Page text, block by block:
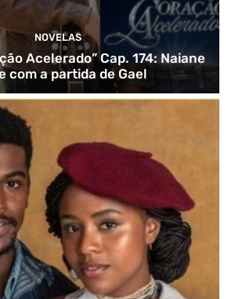
NOVELAS
Acelerado” Cap. 174: Naiane
com a partida de Gael